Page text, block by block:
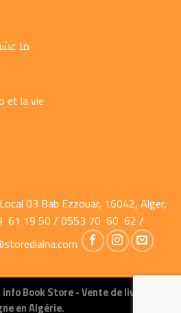
ما
et la vie
03 Bab Ezzouar, 16042, Alger,
61 19 50 / 0553 70 60 62 /
Book Store - Vente de livres en
en Algérie.